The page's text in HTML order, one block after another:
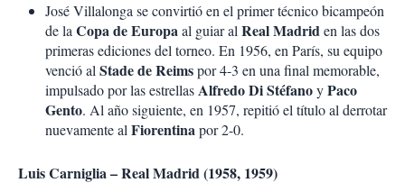
José Villalonga se convirtió en el primer técnico bicampeón
de laCopa de Europaal guiar alReal Madriden las dos
primeras ediciones del torneo. En 1956, en París, su equipo
venció alStade de Reimspor 4-3 en una final memorable,
impulsado por las estrellasAlfredo Di StéfanoyPaco
Gento. Al año siguiente, en 1957, repitió el título al derrotar
nuevamente alFiorentinapor 2-0.
Luis Carniglia – Real Madrid (1958, 1959)